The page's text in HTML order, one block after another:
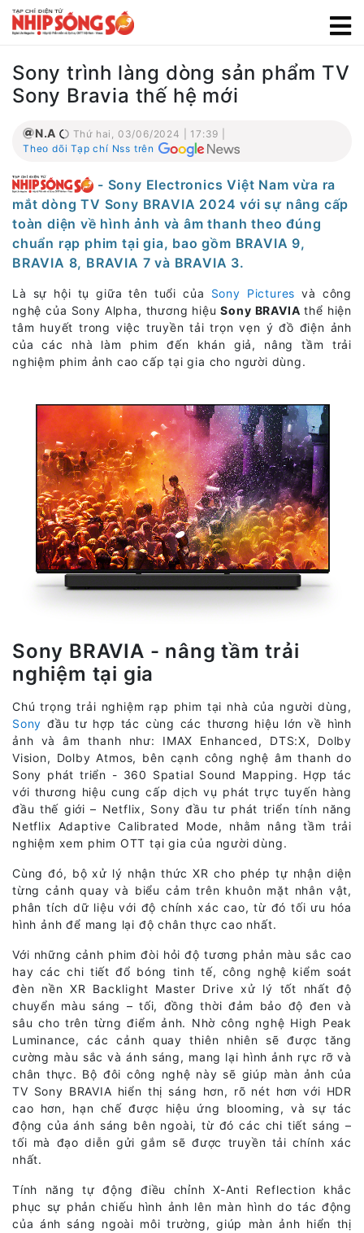
Sony trình làng dòng sản phẩm TV
Sony Bravia thế hệ mới
N.A
Thứ hai, 03/06/2024 | 17:39 |
Theo dõi Tạp chí Nss trên
- Sony Electronics Việt Nam vừa ra
mắt dòng TV Sony BRAVIA 2024 với sự nâng cấp
toàn diện về hình ảnh và âm thanh theo đúng
chuẩn rạp phim tại gia, bao gồm BRAVIA 9,
BRAVIA 8, BRAVIA 7 và BRAVIA 3.
Là sự hội tụ giữa tên tuổi của Sony Pictures và công
nghệ của Sony Alpha, thương hiệuSony BRAVIA thể hiện
tâm huyết trong việc truyền tải trọn vẹn ý đồ điện ảnh
của các nhà làm phim đến khán giả, nâng tầm trải
nghiệm phim ảnh cao cấp tại gia cho người dùng.
Sony BRAVIA - nâng tầm trải
nghiệm tại gia
Chú trọng trải nghiệm rạp phim tại nhà của người dùng,
Sony đầu tư hợp tác cùng các thương hiệu lớn về hình
ảnh và âm thanh như: IMAX Enhanced, DTS:X, Dolby
Vision, Dolby Atmos, bên cạnh công nghệ âm thanh do
Sony phát triển - 360 Spatial Sound Mapping. Hợp tác
với thương hiệu cung cấp dịch vụ phát trực tuyến hàng
đầu thế giới – Netflix, Sony đầu tư phát triển tính năng
Netflix Adaptive Calibrated Mode, nhằm nâng tầm trải
nghiệm xem phim OTT tại gia của người dùng.
Cùng đó, bộ xử lý nhận thức XR cho phép tự nhận diện
từng cảnh quay và biểu cảm trên khuôn mặt nhân vật,
phân tích dữ liệu với độ chính xác cao, từ đó tối ưu hóa
hình ảnh để mang lại độ chân thực cao nhất.
Với những cảnh phim đòi hỏi độ tương phản màu sắc cao
hay các chi tiết đổ bóng tinh tế, công nghệ kiểm soát
đèn nền XR Backlight Master Drive xử lý tốt nhất độ
chuyển màu sáng – tối, đồng thời đảm bảo độ đen và
sâu cho trên từng điểm ảnh. Nhờ công nghệ High Peak
Luminance, các cảnh quay thiên nhiên sẽ được tăng
cường màu sắc và ánh sáng, mang lại hình ảnh rực rỡ và
chân thực. Bộ đôi công nghệ này sẽ giúp màn ảnh của
TV Sony BRAVIA hiển thị sáng hơn, rõ nét hơn với HDR
cao hơn, hạn chế được hiệu ứng blooming, và sự tác
động của ánh sáng bên ngoài, từ đó các chi tiết sáng –
tối mà đạo diễn gửi gắm sẽ được truyền tải chính xác
nhất.
Tính năng tự động điều chỉnh X-Anti Reflection khắc
phục sự phản chiếu hình ảnh lên màn hình do tác động
của ánh sáng ngoài môi trường, giúp màn ảnh hiển thị